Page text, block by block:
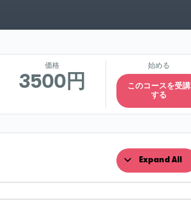
価格
3500円
始める
このコースを受講
する
Expand All